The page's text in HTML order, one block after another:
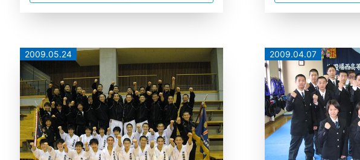
2009.05.24 2009.04.07